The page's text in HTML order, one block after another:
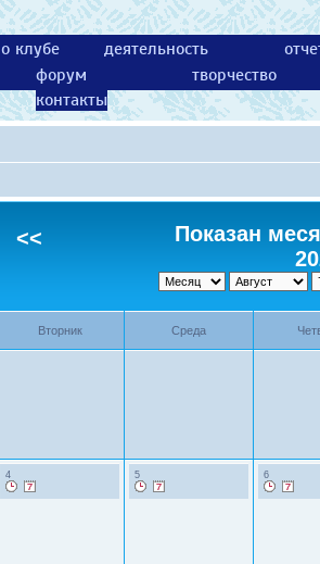
о клубе деятельность
форум
творчество
контакты
<<
Показан
Вторник Среда
4 5 6